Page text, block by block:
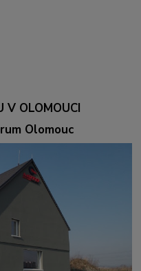
V OLOMOUCI
Olomouc